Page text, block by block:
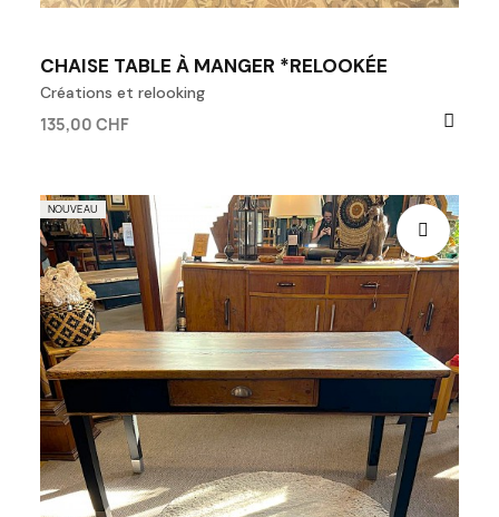
CHAISE TABLE À MANGER *RELOOKÉE
Créations et relooking
135,00 CHF
NOUVEAU